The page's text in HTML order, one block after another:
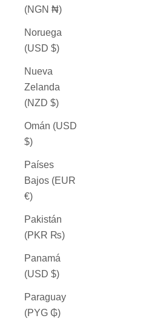
(NGN ₦)
Noruega
(USD $)
Nueva
Zelanda
(NZD $)
Omán (USD
$)
Países
Bajos (EUR
€)
Pakistán
(PKR ₨)
Panamá
(USD $)
Paraguay
(PYG ₲)